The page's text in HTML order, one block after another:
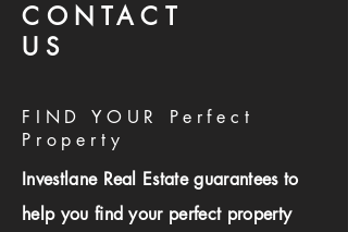
CONTACT
US
FIND YOUR Perfect
Property
Investlane Real Estate guarantees to
help you find your perfect property